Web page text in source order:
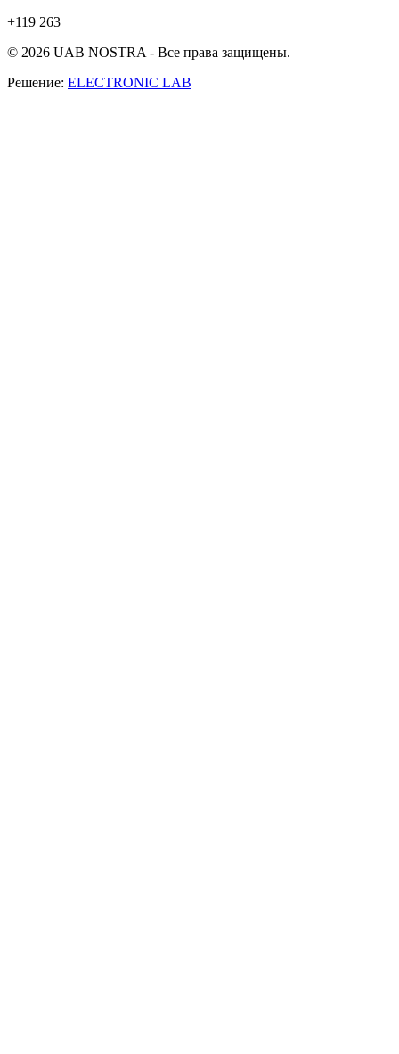
+119 263
© 2026 UAB NOSTRA - Все права защищены.
Решение: ELECTRONIC LAB